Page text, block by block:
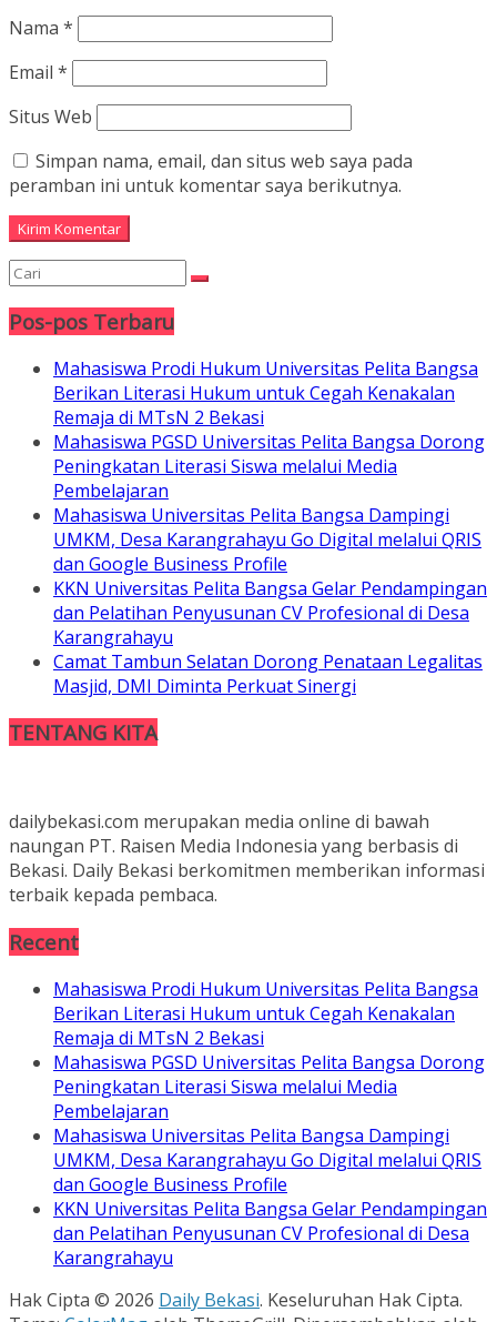
Nama *
Email *
Situs Web
Simpan nama, email, dan situs web saya pada
peramban ini untuk komentar saya berikutnya.
Pos-pos Terbaru
Mahasiswa Prodi Hukum Universitas Pelita Bangsa
Berikan Literasi Hukum untuk Cegah Kenakalan
Remaja di MTsN 2 Bekasi
Mahasiswa PGSD Universitas Pelita Bangsa Dorong
Peningkatan Literasi Siswa melalui Media
Pembelajaran
Mahasiswa Universitas Pelita Bangsa Dampingi
UMKM, Desa Karangrahayu Go Digital melalui QRIS
dan Google Business Profile
KKN Universitas Pelita Bangsa Gelar Pendampingan
dan Pelatihan Penyusunan CV Profesional di Desa
Karangrahayu
Camat Tambun Selatan Dorong Penataan Legalitas
Masjid, DMI Diminta Perkuat Sinergi
TENTANG KITA
dailybekasi.com merupakan media online di bawah
naungan PT. Raisen Media Indonesia yang berbasis di
Bekasi. Daily Bekasi berkomitmen memberikan informasi
terbaik kepada pembaca.
Recent
Mahasiswa Prodi Hukum Universitas Pelita Bangsa
Berikan Literasi Hukum untuk Cegah Kenakalan
Remaja di MTsN 2 Bekasi
Mahasiswa PGSD Universitas Pelita Bangsa Dorong
Peningkatan Literasi Siswa melalui Media
Pembelajaran
Mahasiswa Universitas Pelita Bangsa Dampingi
UMKM, Desa Karangrahayu Go Digital melalui QRIS
dan Google Business Profile
KKN Universitas Pelita Bangsa Gelar Pendampingan
dan Pelatihan Penyusunan CV Profesional di Desa
Karangrahayu
Hak Cipta © 2026 Daily Bekasi. Keseluruhan Hak Cipta.